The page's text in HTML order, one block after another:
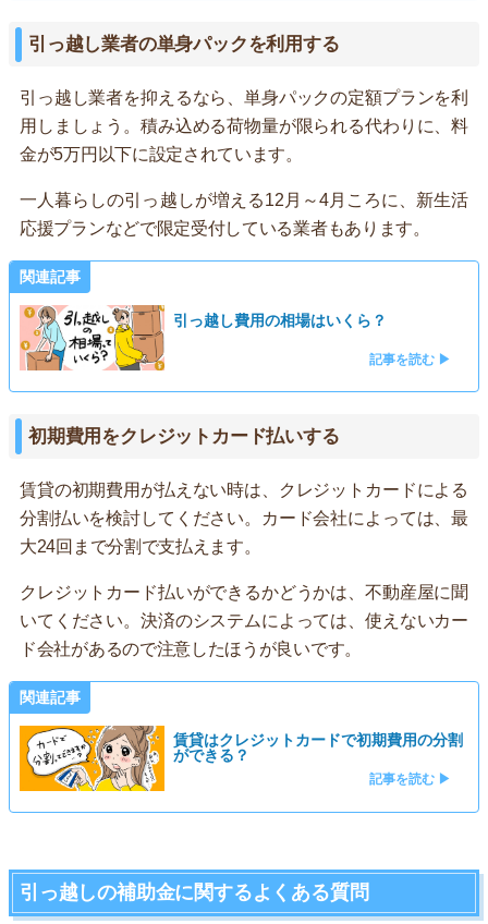
引っ越し業者の単身パックを利用する
引っ越し業者を抑えるなら、単身パックの定額プランを利
用しましょう。積み込める荷物量が限られる代わりに、料
金が5万円以下に設定されています。
一人暮らしの引っ越しが増える12月～4月ころに、新生活
応援プランなどで限定受付している業者もあります。
関連記事
引っ越し費用の相場はいくら？
記事を読む ▶
初期費用をクレジットカード払いする
賃貸の初期費用が払えない時は、クレジットカードによる
分割払いを検討してください。カード会社によっては、最
大24回まで分割で支払えます。
クレジットカード払いができるかどうかは、不動産屋に聞
いてください。決済のシステムによっては、使えないカー
ド会社があるので注意したほうが良いです。
関連記事
賃貸はクレジットカードで初期費用の分割
ができる？
記事を読む ▶
引っ越しの補助金に関するよくある質問